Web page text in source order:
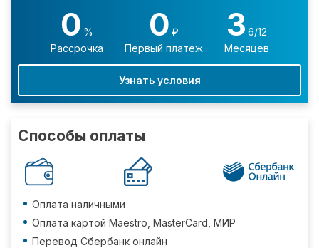
0 %
Рассрочка
0 ₽
Первый платеж
3 6/12
Месяцев
Узнать условия
Способы оплаты
Оплата наличными
Оплата картой Maestro, MasterCard, МИР
Перевод Сбербанк онлайн